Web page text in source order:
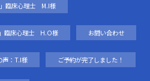
」臨床心理士 M.I様
」臨床心理士 H.O様 お問い合わせ
声：T.I様 ご予約が完了しました！